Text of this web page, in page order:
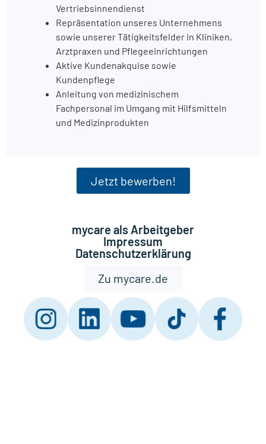
Vertriebsinnendienst
Repräsentation unseres Unternehmens
sowie unserer Tätigkeitsfelder in Kliniken,
Arztpraxen und Pflegeeinrichtungen
Aktive Kundenakquise sowie
Kundenpflege
Anleitung von medizinischem
Fachpersonal im Umgang mit Hilfsmitteln
und Medizinprodukten
Jetzt bewerben!
mycare als Arbeitgeber
Impressum
Datenschutzerklärung
Zu mycare.de